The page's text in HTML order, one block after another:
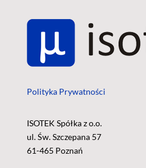
Polityka Prywatności
ISOTEK Spółka z o.o.
ul. Św. Szczepana 57
61-465 Poznań